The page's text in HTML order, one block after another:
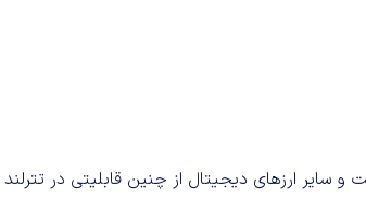
و سایر ارزهای دیجیتال از چنین قابلیتی در تترلند